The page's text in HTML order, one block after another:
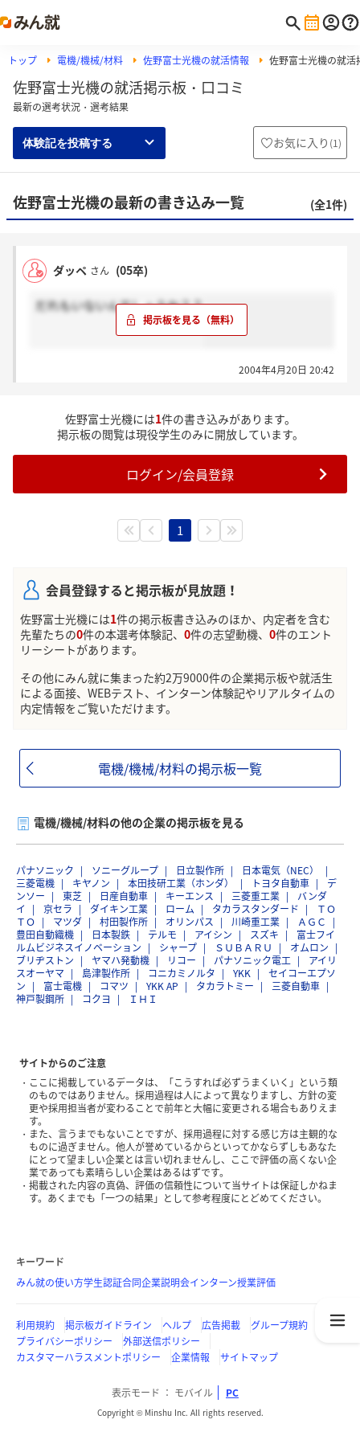
トップ 電機/機械/材料 佐野富士光機の就活情報 佐野富士光機の就活
佐野富士光機の就活掲示板・口コミ
最新の選考状況・選考結果
体験記を投稿する お気に入り (1)
佐野富士光機の最新の書き込み一覧 (全1件)
ダッペ さん (05卒)
だれもいないんでしょうか？？
2004年4月20日 20:42
佐野富士光機には1件の書き込みがあります。
掲示板の閲覧は現役学生のみに開放しています。
ログイン/会員登録
1
会員登録すると掲示板が見放題！
佐野富士光機には1件の掲示板書き込みのほか、内定者を含む
先輩たちの0件の本選考体験記、 0件の志望動機、 0件のエント
リーシートがあります。
その他にみん就に集まった約2万9000件の企業掲示板や就活生
による面接、WEBテスト、インターン体験記やリアルタイムの
内定情報をご覧いただけます。
電機/機械/材料の掲示板一覧
電機/機械/材料の他の企業の掲示板を見る
パナソニック ソニーグループ 日立製作所
日本電気（NEC）
三菱電機
キヤノン 本田技研工業（ホンダ） トヨタ自動車
デ
ンソー
東芝 日産自動車 キーエンス 三菱重工業
バンダ
イ
京セラ ダイキン工業 ローム タカラスタンダード
ＴＯ
ＴＯ
マツダ 村田製作所 オリンパス 川崎重工業
ＡＧＣ
豊田自動織機
日本製鉄 テルモ アイシン スズキ
富士フイ
ルムビジネスイノベーション
シャープ ＳＵＢＡＲＵ
オムロン
ブリヂストン
ヤマハ発動機 リコー パナソニック電工
アイリ
スオーヤマ
島津製作所 コニカミノルタ YKK
セイコーエプソ
ン
富士電機 コマツ YKK AP タカラトミー
三菱自動車
神戸製鋼所
コクヨ ＩＨＩ
サイトからのご注意
ここに掲載しているデータは、「こうすれば必ずうまくいく」という類
のものではありません。採用過程は人によって異なりますし、方針の変
更や採用担当者が変わることで前年と大幅に変更される場合もありえま
す。
また、言うまでもないことですが、採用過程に対する感じ方は主観的な
ものに過ぎません。他人が誉めているからといってかならずしもあなた
にとって望ましい企業とは言い切れませんし、ここで評価の高くない企
業であっても素晴らしい企業はあるはずです。
掲載された内容の真偽、評価の信頼性について当サイトは保証しかねま
す。あくまでも「一つの結果」として参考程度にとどめてください。
キーワード
みん就の使い方学生認証合同企業説明会インターン授業評価
利用規約 掲示板ガイドライン ヘルプ 広告掲載
グループ規約
プライバシーポリシー
外部送信ポリシー
カスタマーハラスメントポリシー
企業情報 サイトマップ
表示モード モバイル PC
Copyright © Minshu Inc. All rights reserved.